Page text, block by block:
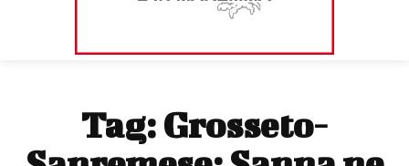
Tag: Grosseto-